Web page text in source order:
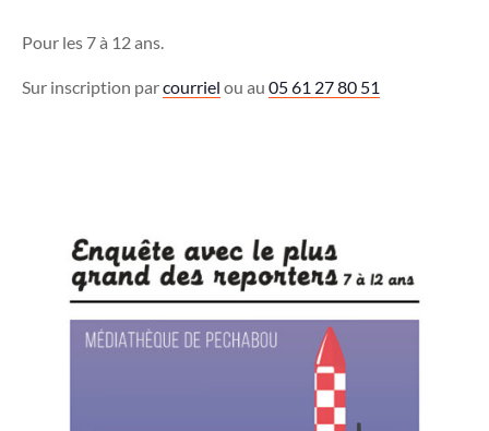
Pour les 7 à 12 ans.
Sur inscription parcourriel ou au 05 61 27 80 51